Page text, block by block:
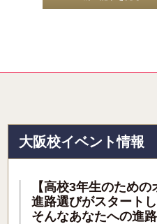
大阪校イベント情報
【高校3年生のための
進路選びがスタート
そんなあなたへの進